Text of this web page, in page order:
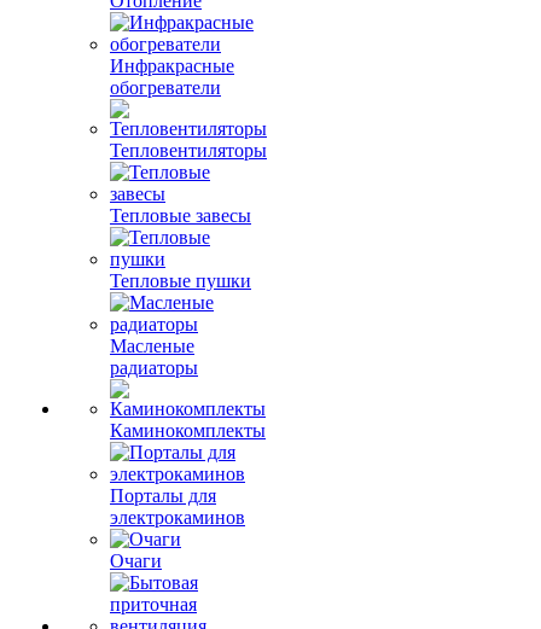
Инфракрасные
обогреватели
Тепловентиляторы
Тепловые завесы
Тепловые пушки
Масленые
радиаторы
Каминокомплекты
Порталы для
электрокаминов
Очаги